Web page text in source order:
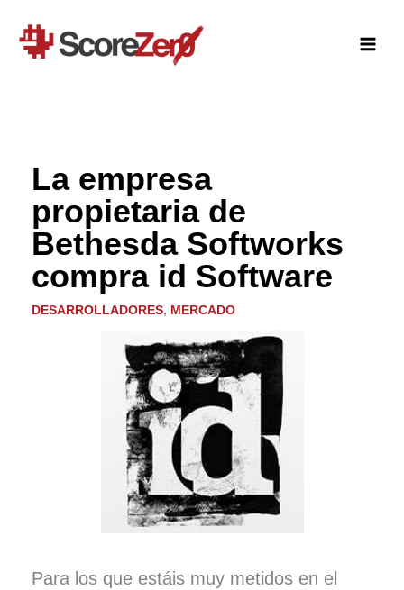
contenido
La empresa
propietaria de
Bethesda Softworks
compra id Software
DESARROLLADORES, MERCADO
Para los que estáis muy metidos en el